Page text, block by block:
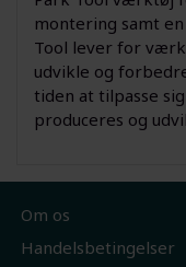
montering samt
Tool lever for
udvikle og
tiden at tilpasse
produceres og
Om os
Handelsbetingelser